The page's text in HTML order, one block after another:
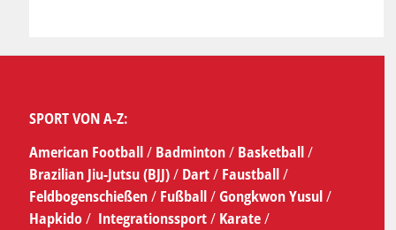
SPORT VON A-Z:
American Football/ Badminton/ Basketball/
Brazilian Jiu-Jutsu (BJJ)/ Dart/ Faustball/
Feldbogenschießen/ Fußball/Gongkwon Yusul/
Hapkido/ Integrationssport/ Karate/